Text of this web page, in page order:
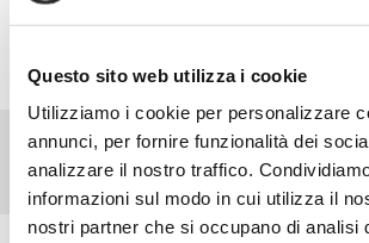
Questo sito web utilizza i cookie
Utilizziamo i cookie per personalizzare
annunci, per fornire funzionalità dei
analizzare il nostro traffico.
informazioni sul modo in cui utilizza il
nostri partner che si occupano di analisi